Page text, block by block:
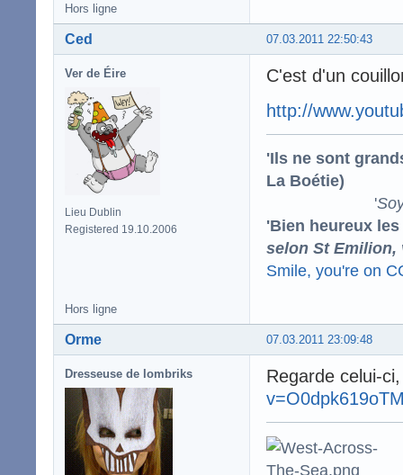
Hors ligne
07.03.2011 22:50:43
Ced
Ver de Éire
Lieu Dublin
Registered 19.10.2006
C'est d'un
http://
'Ils ne sont
La Boétie)
'
'Bien heureux
selon St Emilion,
Smile, you're on
Hors ligne
07.03.2011 23:09:48
Orme
Dresseuse de lombriks
Regarde celui-